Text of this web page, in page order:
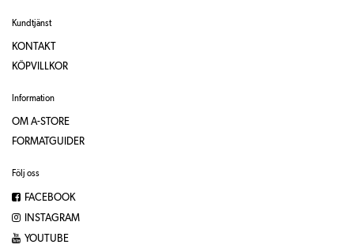
Kundtjänst
KONTAKT
KÖPVILLKOR
Information
OM A-STORE
FORMATGUIDER
Följ oss
FACEBOOK
INSTAGRAM
YOUTUBE